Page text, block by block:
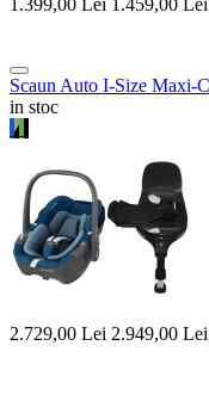
1.399,00 Lei 1.459,00 Lei
Scaun Auto I-Size Maxi-
in stoc
2.729,00 Lei 2.949,00 Lei